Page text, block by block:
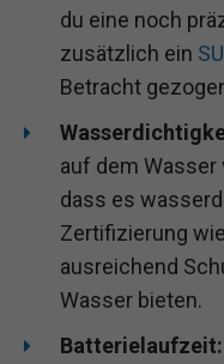
du eine noch
zusätzlich ein
Betracht
auf dem
dass es
Zertifizierung
ausreichend
Wasser bieten.
Batterielaufzeit: